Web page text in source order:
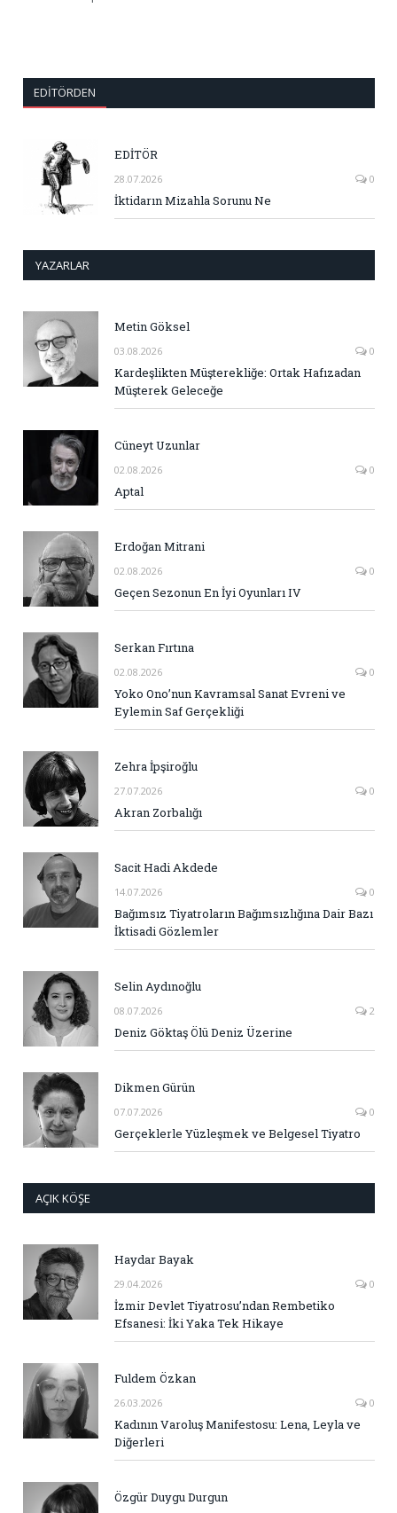
EDITÖRDEN
EDİTÖR
28.07.2026 0
İktidarın Mizahla Sorunu Ne
YAZARLAR
Metin Göksel
03.08.2026 0
Kardeşlikten Müşterekliğe: Ortak Hafızadan
Müşterek Geleceğe
Cüneyt Uzunlar
02.08.2026 0
Aptal
Erdoğan Mitrani
02.08.2026 0
Geçen Sezonun En İyi Oyunları IV
Serkan Fırtına
02.08.2026 0
Yoko Ono’nun Kavramsal Sanat Evreni ve
Eylemin Saf Gerçekliği
Zehra İpşiroğlu
27.07.2026 0
Akran Zorbalığı
Sacit Hadi Akdede
14.07.2026 0
Bağımsız Tiyatroların Bağımsızlığına Dair Bazı
İktisadi Gözlemler
Selin Aydınoğlu
08.07.2026 2
Deniz Göktaş Ölü Deniz Üzerine
Dikmen Gürün
07.07.2026 0
Gerçeklerle Yüzleşmek ve Belgesel Tiyatro
AÇIK KÖŞE
Haydar Bayak
29.04.2026 0
İzmir Devlet Tiyatrosu’ndan Rembetiko
Efsanesi: İki Yaka Tek Hikaye
Fuldem Özkan
26.03.2026 0
Kadının Varoluş Manifestosu: Lena, Leyla ve
Diğerleri
Özgür Duygu Durgun